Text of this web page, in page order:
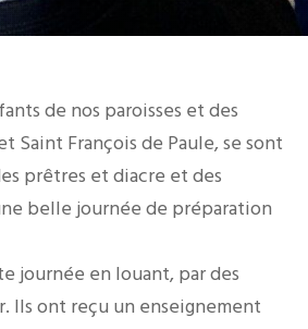
de nos paroisses et des
Saint François de Paule, se sont
prêtres et diacre et des
belle journée de préparation
journée en louant, par des
Ils ont reçu un enseignement